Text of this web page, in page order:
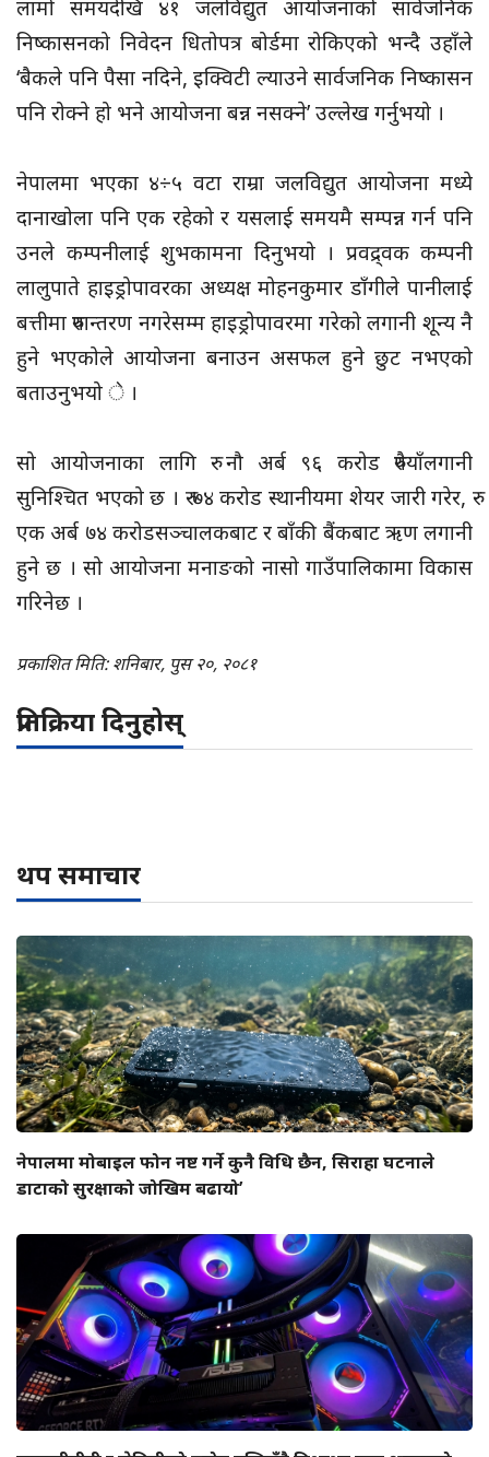
लामो समयदेखि ४१ जलविद्युत आयोजनाको सार्वजनिक
निष्कासनको निवेदन धितोपत्र बोर्डमा रोकिएको भन्दै उहाँले
‘बैकले पनि पैसा नदिने, इक्विटी ल्याउने सार्वजनिक निष्कासन
पनि रोक्ने हो भने आयोजना बन्न नसक्ने’ उल्लेख गर्नुभयो ।
नेपालमा भएका ४÷५ वटा राम्रा जलविद्युत आयोजना मध्ये
दानाखोला पनि एक रहेको र यसलाई समयमै सम्पन्न गर्न पनि
उनले कम्पनीलाई शुभकामना दिनुभयो । प्रवद्र्वक कम्पनी
लालुपाते हाइड्रोपावरका अध्यक्ष मोहनकुमार डाँगीले पानीलाई
बत्तीमा रुपान्तरण नगरेसम्म हाइड्रोपावरमा गरेको लगानी शून्य नै
हुने भएकोले आयोजना बनाउन असफल हुने छुट नभएको
बताउनुभयो े ।
सो आयोजनाका लागि रु नौ अर्ब ९६ करोड रुपैयाँलगानी
सुनिश्चित भएको छ । रु ७४ करोड स्थानीयमा शेयर जारी गरेर, रु
एक अर्ब ७४ करोडसञ्चालकबाट र बाँकी बैंकबाट ऋण लगानी
हुने छ । सो आयोजना मनाङको नासो गाउँपालिकामा विकास
गरिनेछ ।
प्रकाशित मिति: शनिबार, पुस २०, २०८१
प्रतिक्रिया दिनुहोस्
थप समाचार
नेपालमा मोबाइल फोन नष्ट गर्ने कुनै विधि छैन, सिराहा घटनाले
डाटाको सुरक्षाको जोखिम बढायो’